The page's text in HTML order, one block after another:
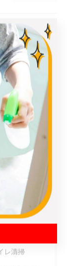
... 10
ーニング
ーニング
レ清掃